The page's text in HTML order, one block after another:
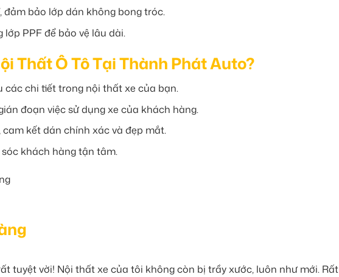
đảm bảo lớp dán không bong tróc.
PPF để bảo vệ lâu dài.
Thất Ô Tô Tại Thành Phát Auto?
các chi tiết trong nội thất xe của bạn.
đoạn việc sử dụng xe của khách hàng.
kết dán chính xác và đẹp mắt.
khách hàng tận tâm.
tuyệt vời! Nội thất xe của tôi không còn bị trầy xước, luôn như mới. Rất